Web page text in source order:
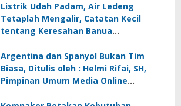
Listrik Udah Padam, Air Ledeng
Tetaplah Mengalir, Catatan Kecil
tentang Keresahan Banua
Ancaman Lingkungan, Oleh : Helmi
Rifai, SH
Argentina dan Spanyol Bukan Tim
Biasa, Ditulis oleh : Helmi Rifai, SH,
Pimpinan Umum Media Online